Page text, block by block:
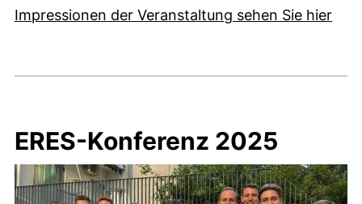
Impressionen der Veranstaltung sehen Sie hier
ERES-Konferenz 2025